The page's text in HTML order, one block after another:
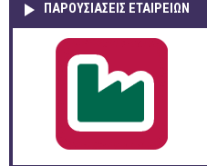
ΠΑΡΟΥΣΙΆΣΕΙΣ ΕΤΑΙΡΕΙΏΝ